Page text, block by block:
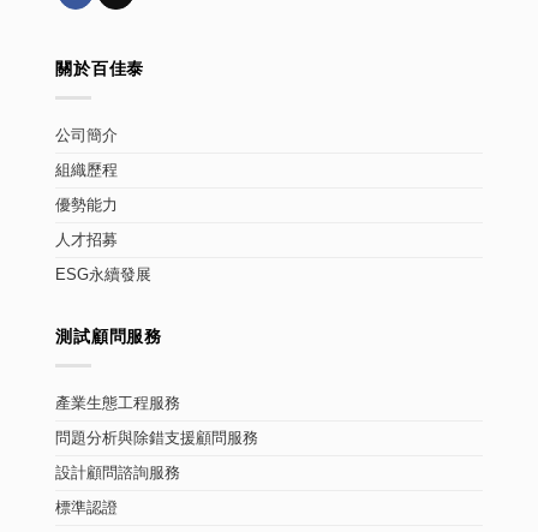
關於百佳泰
公司簡介
組織歷程
優勢能力
人才招募
ESG永續發展
測試顧問服務
產業生態工程服務
問題分析與除錯支援顧問服務
設計顧問諮詢服務
標準認證